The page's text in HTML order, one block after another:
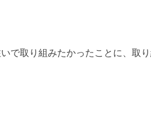
で取り組みたかったことに、取